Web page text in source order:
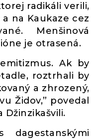
radikáli verili,
na Kaukaze cez
Menšinová
je otrasená.
Ak by
roztrhali by
a zhrozený,
Židov,” povedal
Džinzikašvili.